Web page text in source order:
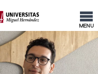
MENU